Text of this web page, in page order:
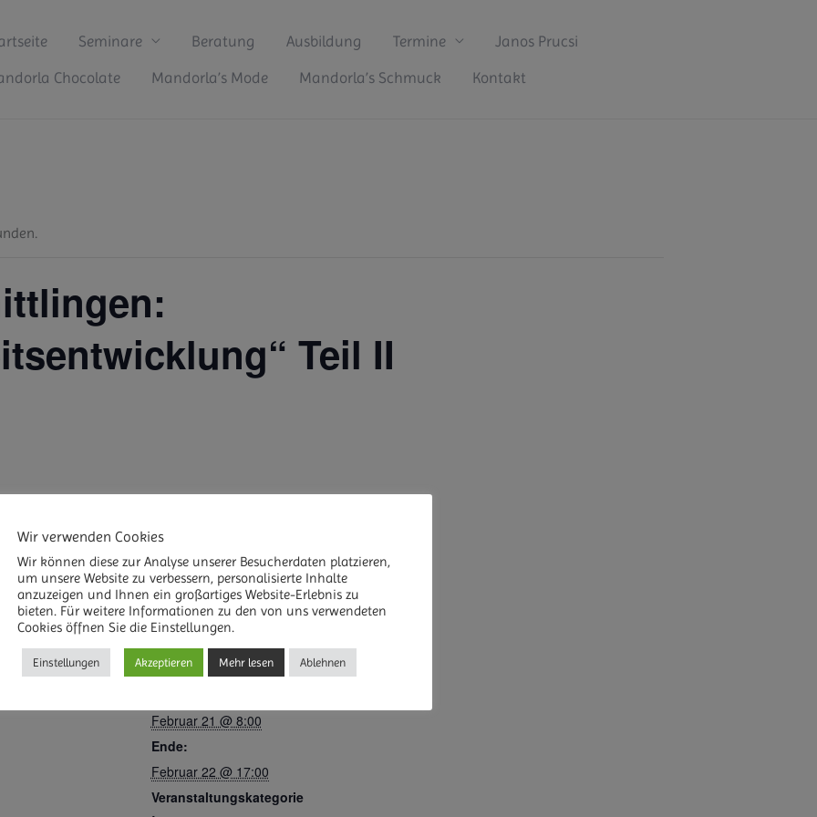
Seminare Beratung Ausbildung Termine
Janos Prucsi
Chocolate
Mandorla’s Mode Mandorla’s Schmuck Kontakt
Teil II
– Abhängigkeit – Masken der Persönlichkeit
HINZUFÜGEN
DETAILS
Februar 21 @ 8:00
Ende:
Februar 22 @ 17:00
Veranstaltungskategorie
Wir verwenden Cookies
Wir können diese zur Analyse unserer Besucherdaten platzieren,
um unsere Website zu verbessern, personalisierte Inhalte
anzuzeigen und Ihnen ein großartiges Website-Erlebnis zu
bieten. Für weitere Informationen zu den von uns verwendeten
Cookies öffnen Sie die Einstellungen.
Einstellungen Akzeptieren Mehr lesen Ablehnen